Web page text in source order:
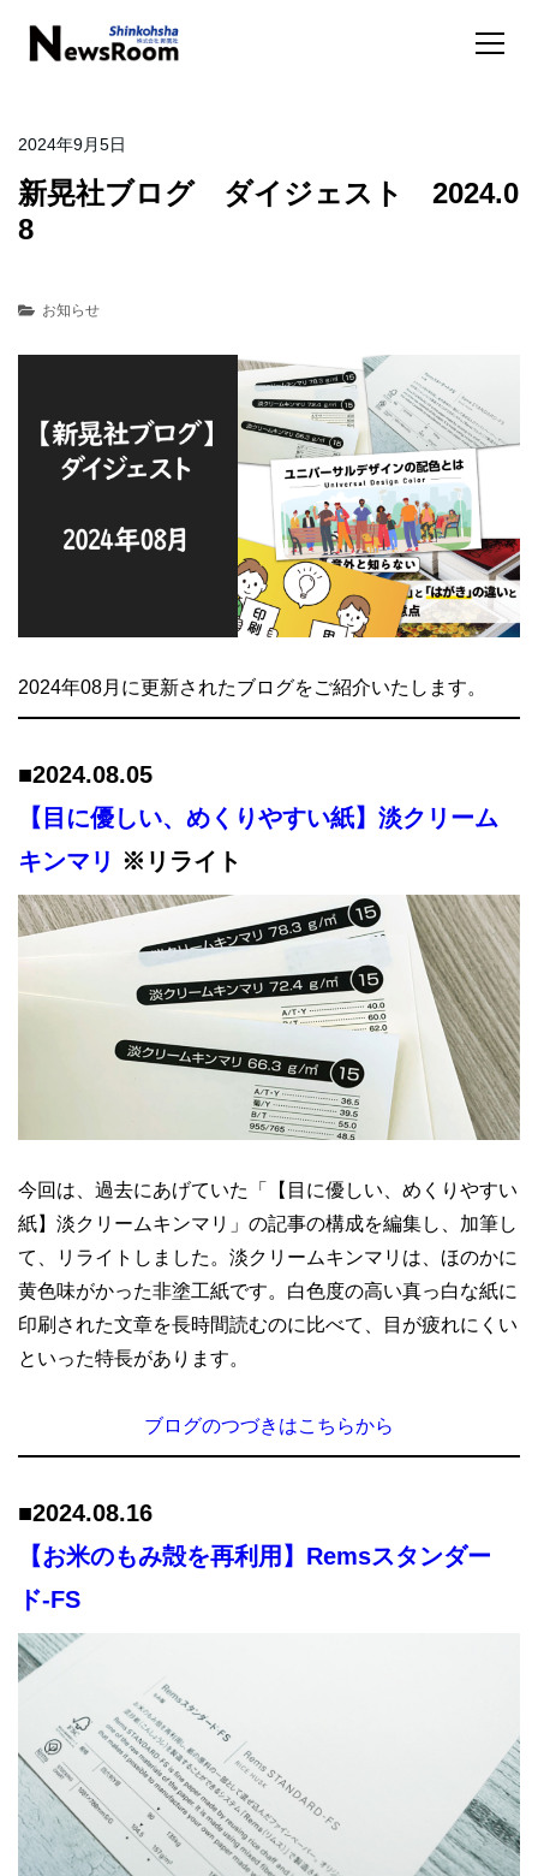
2024年9月5日
新晃社ブログ ダイジェスト 2024.0
8
お知らせ
2024年08月に更新されたブログをご紹介いたします。
■2024.08.05
【目に優しい、めくりやすい紙】淡クリーム
キンマリ ※リライト
今回は、過去にあげていた「【目に優しい、めくりやすい
紙】淡クリームキンマリ」の記事の構成を編集し、加筆し
て、リライトしました。淡クリームキンマリは、ほのかに
黄色味がかった非塗工紙です。白色度の高い真っ白な紙に
印刷された文章を長時間読むのに比べて、目が疲れにくい
といった特長があります。
ブログのつづきはこちらから
■2024.08.16
【お米のもみ殻を再利用】Remsスタンダー
ド-FS